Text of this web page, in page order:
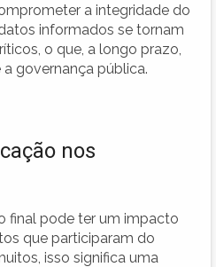
a integridade do
informados se tornam
o que, a longo prazo,
governança pública.
nos
final pode ter um impacto
que participaram do
isso significa uma